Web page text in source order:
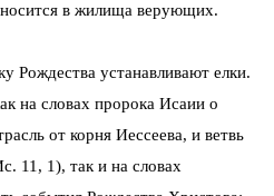
в жилища верующих.
Рождества устанавливают елки.
на словах пророка Исаии о
от корня Иессеева, и ветвь
11, 1), так и на словах